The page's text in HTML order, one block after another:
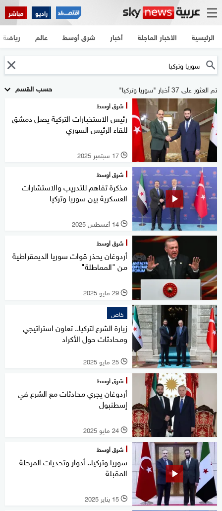
راديو مباشر
الرئيسية الأخبار العاجلة أخبار شرق أوسط عالم رياضة
حسب القسم تم العثور على 37 أخبار "سوريا وتركيا"
شرق أوسط
رئيس الاستخبارات التركية يصل دمشق
للقاء الرئيس السوري
l 17 سبتمبر 2025
شرق أوسط
مذكرة تفاهم للتدريب والاستشارات
العسكرية بين سوريا وتركيا
l 14 أغسطس 2025
شرق أوسط
أردوغان يحذر قوات سوريا الديمقراطية
من "المماطلة"
l 29 مايو 2025
خاص
زيارة الشرع لتركيا.. تعاون استراتيجي
ومحادثات حول الأكراد
l 25 مايو 2025
شرق أوسط
أردوغان يجري محادثات مع الشرع في
إسطنبول
l 24 مايو 2025
شرق أوسط
سوريا وتركيا.. أدوار وتحديات المرحلة
المقبلة
l 15 يناير 2025